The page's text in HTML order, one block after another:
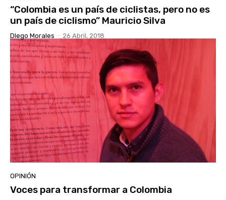
“Colombia es un país de ciclistas, pero no es
un país de ciclismo” Mauricio Silva
DIego Morales - 26 Abril, 2018
OPINIÓN
Voces para transformar a Colombia